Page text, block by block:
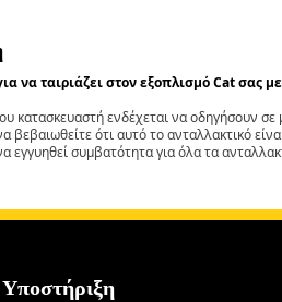
να ταιριάζει στον εξοπλισμό Cat σας
κατασκευαστή ενδέχεται να οδηγήσουν
ότι αυτό το ανταλλακτικό
εγγυηθεί συμβατότητα για όλα τα
Υποστήριξη